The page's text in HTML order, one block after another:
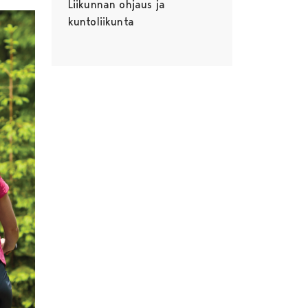
Liikunnan ohjaus ja
kuntoliikunta